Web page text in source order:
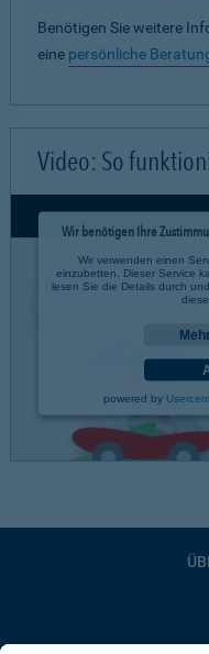
Benötigen Sie weitere
eine persönliche
Video: So
Wir benötigen Ihre
Wir verwenden einen
einzubetten. Dieser Service
lesen Sie die Details durch
powered by